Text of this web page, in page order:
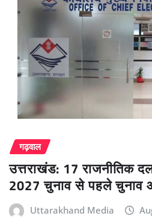
गढ़वाल
उत्तराखंड: 17 राजनीतिक
2027 चुनाव से पहले चुनाव
Uttarakhand Media